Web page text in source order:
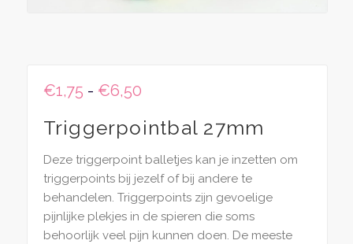
€1,75 - €6,50Prijsklasse:
tot
Triggerpointbal 27mm
Deze triggerpoint balletjes kan je inzetten om
triggerpoints bij jezelf of bij andere te
behandelen. Triggerpoints zijn gevoelige
pijnlijke plekjes in de spieren die soms
behoorlijk veel pijn kunnen doen. De meeste